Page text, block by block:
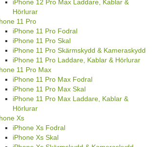
iPhone 12 Pro Max Laddare, Kablar &
Hörlurar
11 Pro
iPhone 11 Pro Fodral
iPhone 11 Pro Skal
iPhone 11 Pro Skärmskydd & Kameraskydd
iPhone 11 Pro Laddare, Kablar & Hörlurar
11 Pro Max
iPhone 11 Pro Max Fodral
iPhone 11 Pro Max Skal
iPhone 11 Pro Max Laddare, Kablar &
Hörlurar
Xs
iPhone Xs Fodral
iPhone Xs Skal